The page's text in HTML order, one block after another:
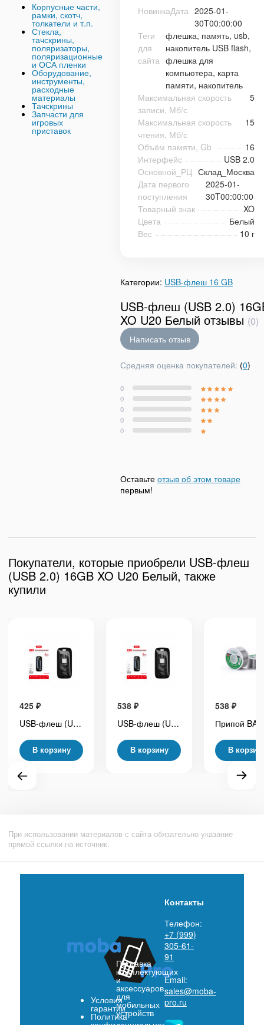
Корпусные части,
рамки, скотч,
толкатели и т.п.
Стекла,
тачскрины,
поляризаторы,
поляризационные
и ОСА пленки
Оборудование,
инструменты,
расходные
материалы
Тачскрины
Запчасти для
игровых
приставок
НовинкаДата 2025-01-
30T00:00:00
Теги
для
сайта
флешка, память, usb,
накопитель USB flash,
флешка для
компьютера, карта
памяти, накопитель
Максимальная скорость
записи, Мб/с
5
Максимальная скорость
чтения, Мб/с
15
Объём памяти, Gb
16
Интерфейс
USB 2.0
Основной_РЦ Склад_Москва
Дата первого
поступления
2025-01-
30T00:00:00
Товарный знак
XO
Цвета
Белый
Вес
10 г
Категории: USB-флеш 16 GB
USB-флеш (USB 2.0)
XO U20 Белый отзывы (0)
Написать отзыв
Средняя оценка покупателей: (0)
0
0
0
0
0
Оставьте отзыв об этом товаре
первым!
Покупатели, которые приобрели USB-флеш
(USB 2.0) 16GB XO U20 Белый, также
купили
425 ₽
USB-флеш (USB 2.0) 8GB XO U20 Черный
В корзину
538 ₽
USB-флеш (USB 2.0) 32GB XO U20 Черный
В корзину
538 ₽
В
При использовании материалов с сайта обязательно указание
прямой ссылки на источник.
Условия
гарантии
Политика
Поставка
комплектующих
и
аксессуаров
для
мобильных
устройств
Контакты
Телефон:
+7 (999)
305-61-
91
Email:
sales@moba-
pro.ru